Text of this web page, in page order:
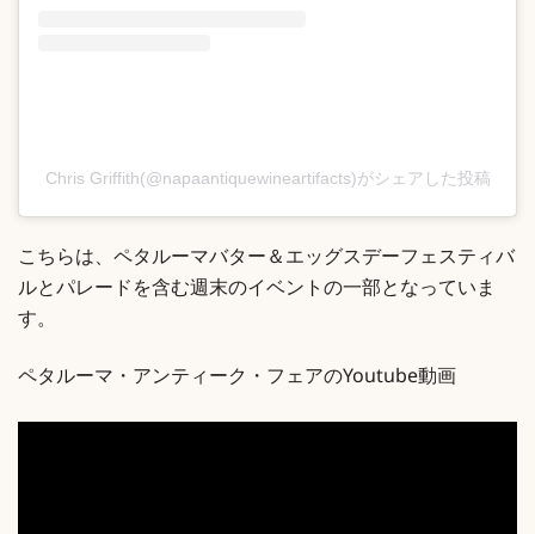
Chris Griffith(@napaantiquewineartifacts)がシェアした投稿
こちらは、ペタルーマバター＆エッグスデーフェスティバ
ルとパレードを含む週末のイベントの一部となっていま
す。
ペタルーマ・アンティーク・フェアのYoutube動画